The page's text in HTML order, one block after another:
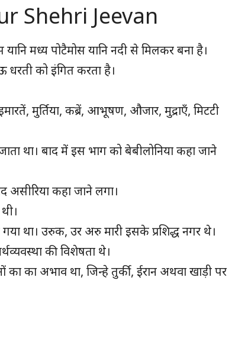
Shehri Jeevan
मध्य पोटैमोस यानि नदी से मिलकर बना है।
धरती को इंगित करता है।
मुर्तिया, कब्रें, आभूषण, औजार, मुद्राएँ, मिटटी
था। बाद में इस भाग को बेबीलोनिया कहा जाने
असीरिया कहा जाने लगा।
था। उरुक, उर अरु मारी इसके प्रशिद्ध नगर थे।
की विशेषता थे।
का अभाव था, जिन्हे तुर्की, ईरान अथवा खाड़ी पर